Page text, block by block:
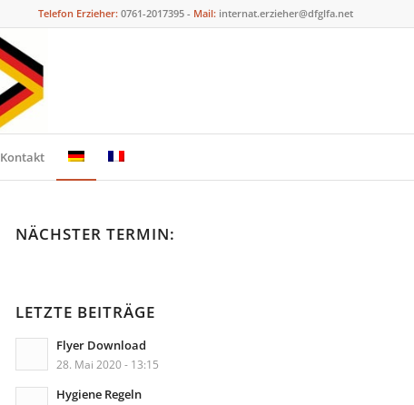
Telefon Erzieher: 0761-2017395 - Mail: internat.erzieher@dfglfa.net
Kontakt
NÄCHSTER TERMIN:
LETZTE BEITRÄGE
Flyer Download
28. Mai 2020 - 13:15
Hygiene Regeln